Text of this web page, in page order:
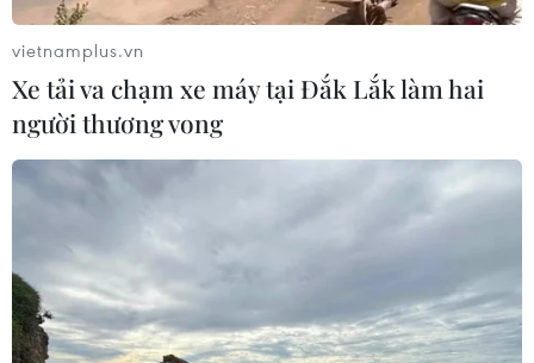
Quảng Trị triệt phá đường dây vận
chuyển hơn 210kg vật liệu nổ
08/08/2026 01:59
Cần Thơ: Khởi tố 19 bị can trong vụ
dàn cảnh cướp giật tại Tân Huê Viên
08/08/2026 01:33
vietnamplus.vn
Xe tải va chạm xe máy tại Đắk Lắk làm hai
người thương vong